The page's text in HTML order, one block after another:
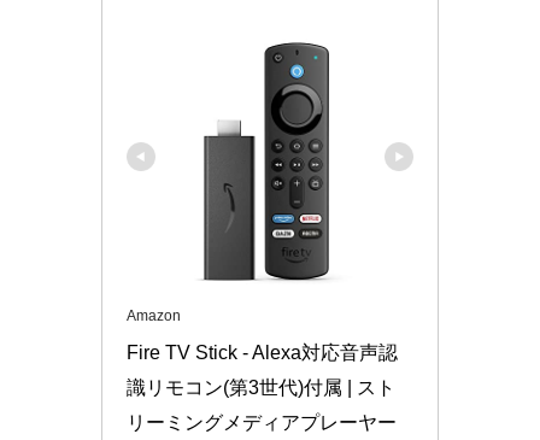
Amazon
Fire TV Stick - Alexa対応音声認
識リモコン(第3世代)付属 | スト
リーミングメディアプレーヤー